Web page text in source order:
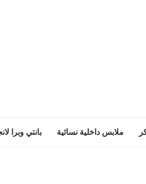
ملابس داخلية نسائية بانتي وبرا